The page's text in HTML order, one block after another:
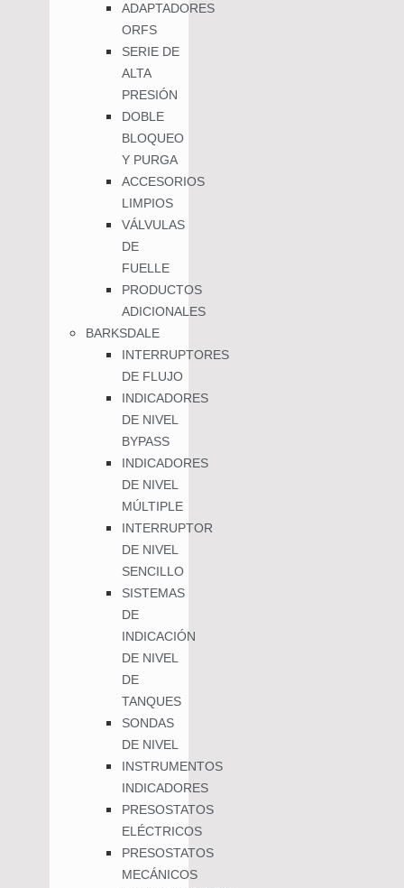
ADAPTADORES
ORFS
SERIE DE
ALTA
PRESIÓN
DOBLE
BLOQUEO
Y PURGA
ACCESORIOS
LIMPIOS
VÁLVULAS
DE
FUELLE
PRODUCTOS
ADICIONALES
BARKSDALE
INTERRUPTORES
DE FLUJO
INDICADORES
DE NIVEL
BYPASS
INDICADORES
DE NIVEL
MÚLTIPLE
INTERRUPTOR
DE NIVEL
SENCILLO
SISTEMAS
DE
INDICACIÓN
DE NIVEL
DE
TANQUES
SONDAS
DE NIVEL
INSTRUMENTOS
INDICADORES
PRESOSTATOS
ELÉCTRICOS
PRESOSTATOS
MECÁNICOS